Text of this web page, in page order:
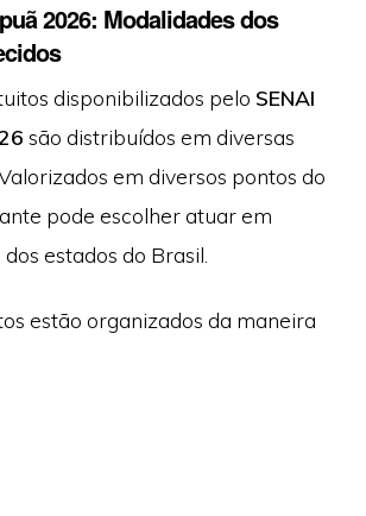
2026: Modalidades dos
disponibilizados pelo SENAI
são distribuídos em diversas
em diversos pontos do
pode escolher atuar em
estados do Brasil.
estão organizados da maneira